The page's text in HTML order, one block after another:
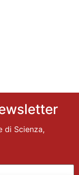
di Scienza,